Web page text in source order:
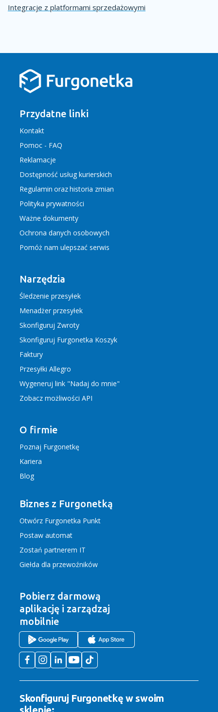
Integracje z platformami sprzedażowymi
Przydatne linki
Kontakt
Pomoc - FAQ
Reklamacje
Dostępność usług kurierskich
Regulamin orazhistoria zmian
Polityka prywatności
Ważne dokumenty
Ochrona danych osobowych
Pomóż nam ulepszać serwis
Narzędzia
Śledzenie przesyłek
Menadżer przesyłek
Skonfiguruj Zwroty
Skonfiguruj Furgonetka Koszyk
Faktury
Przesyłki Allegro
Wygeneruj link "Nadaj do mnie"
Zobacz możliwości API
O firmie
Poznaj Furgonetkę
Kariera
Blog
Biznes z Furgonetką
Otwórz Furgonetka Punkt
Postaw automat
Zostań partnerem IT
Giełda dla przewoźników
Pobierz darmową
aplikację i zarządzaj
mobilnie
Skonfiguruj Furgonetkę w swoim
sklepie: